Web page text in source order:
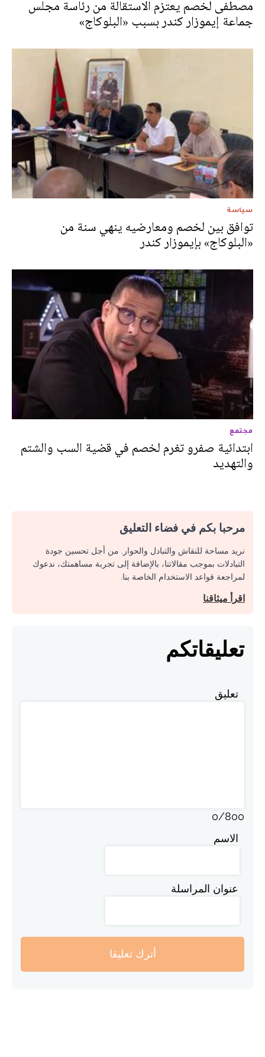
مصطفى لخصم يعتزم الاستقالة من رئاسة مجلس
جماعة إيموزار كندر‎ بسبب «البلوكاج»
سياسة
توافق بين لخصم ومعارضيه ينهي سنة من
«البلوكاج» بإيموزار كندر
مجتمع
ابتدائية صفرو تغرم لخصم في قضية السب والشتم
والتهديد
مرحبا بكم في فضاء التعليق
نريد مساحة للنقاش والتبادل والحوار. من أجل تحسين جودة
التبادلات بموجب مقالاتنا، بالإضافة إلى تجربة مساهمتك، ندعوك
لمراجعة قواعد الاستخدام الخاصة بنا.
اقرأ ميثاقنا
تعليقاتكم
تعليق
0/800
الاسم
عنوان المراسلة
أترك تعليقا